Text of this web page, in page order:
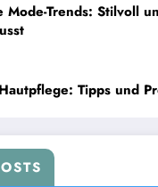
Mode-Trends: Stilvoll
Tipps und